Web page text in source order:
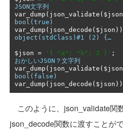
JSON文字列
var_dump ( json_validate ( $json
bool(true)
var_dump ( json_decode ( $json
object(stdClass)#1 (2) {…
$json = '{ "a": "b": 2 }' ;
おかしいJSON？文字列
var_dump ( json_validate ( $json
bool(false)
var_dump ( json_decode ( $json
このように、json_validate関
json_decode関数に渡すことが